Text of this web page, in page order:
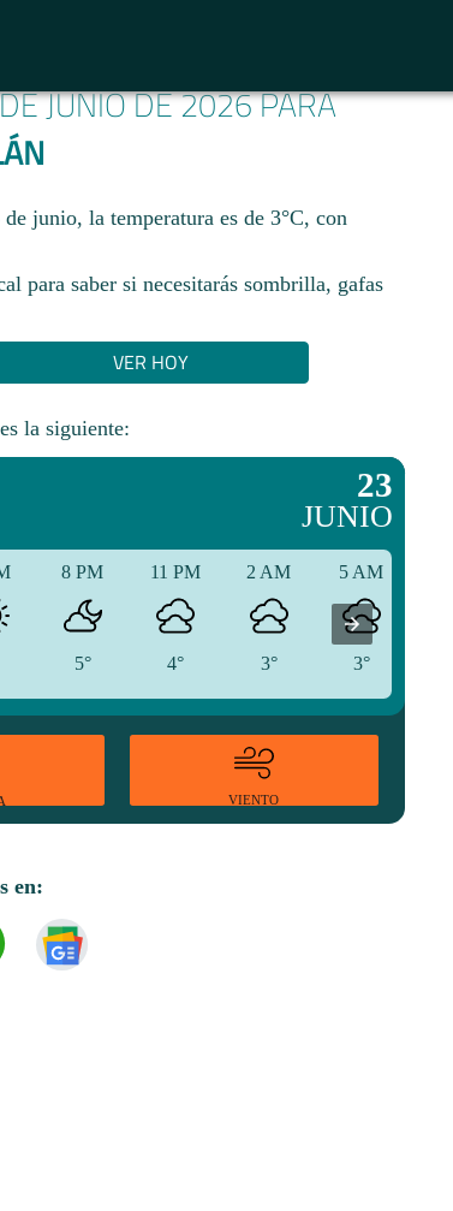
JUNIO DE 2026 PARA
junio, la temperatura es de 3°C, con
para saber si necesitarás sombrilla, gafas
VER HOY
la siguiente:
23
JUNIO
8 PM
5°
11 PM
4°
2 AM
3°
5 AM
3°
VIENTO
en: